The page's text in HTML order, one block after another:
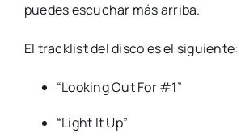
puedes escuchar más arriba.
El tracklist del disco es el siguiente:
“Looking Out For #1”
“Light It Up”